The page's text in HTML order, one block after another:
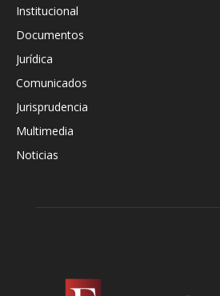
Institucional
Documentos
Jurídica
Comunicados
Jurisprudencia
Multimedia
Noticias